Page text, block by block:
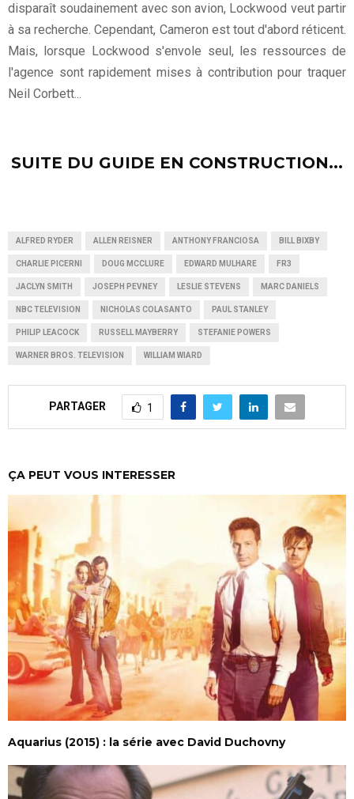
disparaît soudainement avec son avion, Lockwood veut partir
à sa recherche. Cependant, Cameron est tout d'abord réticent.
Mais, lorsque Lockwood s'envole seul, les ressources de
l'agence sont rapidement mises à contribution pour traquer
Neil Corbett...
SUITE DU GUIDE EN CONSTRUCTION...
ALFRED RYDER ALLEN REISNER ANTHONY FRANCIOSA BILL BIXBY
CHARLIE PICERNI DOUG MCCLURE EDWARD MULHARE FR3
JACLYN SMITH JOSEPH PEVNEY LESLIE STEVENS MARC DANIELS
NBC TELEVISION NICHOLAS COLASANTO PAUL STANLEY
PHILIP LEACOCK RUSSELL MAYBERRY STEFANIE POWERS
WARNER BROS. TELEVISION WILLIAM WIARD
PARTAGER 1
ÇA PEUT VOUS INTERESSER
Aquarius (2015) : la série avec David Duchovny